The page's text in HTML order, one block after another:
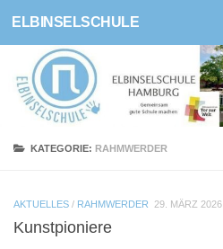
Zum Inhalt springen
ELBINSELSCHULE
KATEGORIE: RAHMWERDER
AKTUELLES / RAHMWERDER 29. MÄRZ 2026
Kunstpioniere